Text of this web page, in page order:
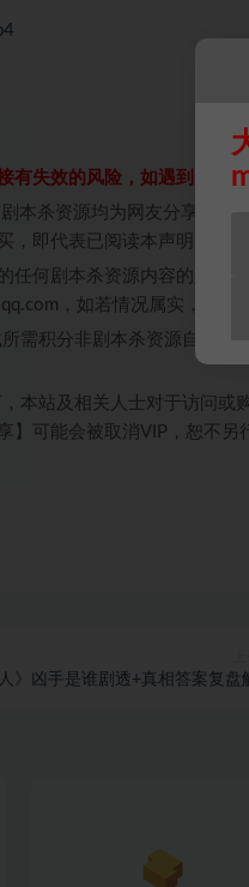
有失效的风险，如遇到无效
剧本杀资源均为网友分享投稿
，即代表已阅读本声明，理
任何剧本杀资源内容的版权
，如若情况属实，我们
所需积分非剧本杀资源自身价
，本站及相关人士对于访问
】可能会被取消VIP，恕不另
人》凶手是谁剧透+真相答案复盘